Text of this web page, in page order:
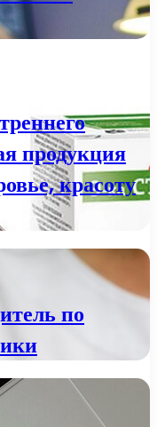
продукция
красоту
по